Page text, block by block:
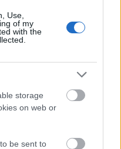
Use,
of my
with the
storage
on web or
be sent to